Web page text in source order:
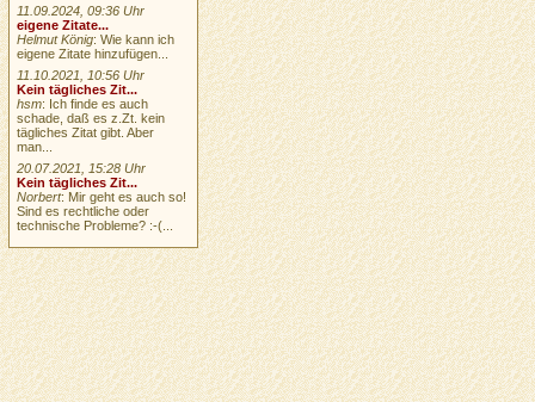
11.09.2024, 09:36 Uhr
eigene Zitate...
Helmut König: Wie kann ich
eigene Zitate hinzufügen...
11.10.2021, 10:56 Uhr
Kein tägliches Zit...
hsm: Ich finde es auch
schade, daß es z.Zt. kein
tägliches Zitat gibt. Aber
man...
20.07.2021, 15:28 Uhr
Kein tägliches Zit...
Norbert: Mir geht es auch so!
Sind es rechtliche oder
technische Probleme? :-(...